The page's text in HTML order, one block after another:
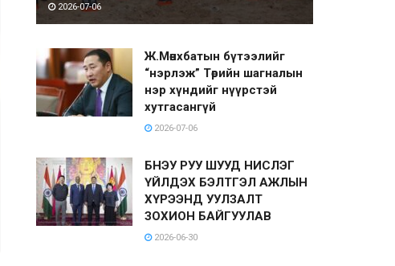
2026-07-06
Ж.Мөнхбатын бүтээлийг
“нэрлэж” Төрийн шагналын
нэр хүндийг нүүрстэй
хутгасангүй
2026-07-06
БНЭУ РУУ ШУУД НИСЛЭГ
ҮЙЛДЭХ БЭЛТГЭЛ АЖЛЫН
ХҮРЭЭНД УУЛЗАЛТ
ЗОХИОН БАЙГУУЛАВ
2026-06-30